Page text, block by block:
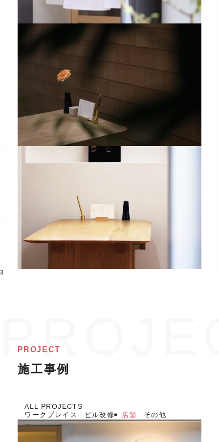
3
PROJECT
施工事例
ALL PROJECTS
ワークプレイス
ビル改修 店舗 その他